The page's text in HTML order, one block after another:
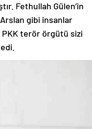
Fethullah Gülen’in
gibi insanlar
PKK terör örgütü sizi